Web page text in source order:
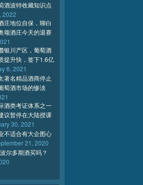
酒波特收藏知识点
2022
庄地位自保，聊白
颂酒庄今天的退赛
银川产区，葡萄酒
提升快，签下1.6亿
6, 2021
著名精品酒商停止
萄酒市场的惨淡
酒类考证体系之一
议暂停在大陆授课
30, 2021
不适合有大企图心
21, 2020
尔多期酒买吗？